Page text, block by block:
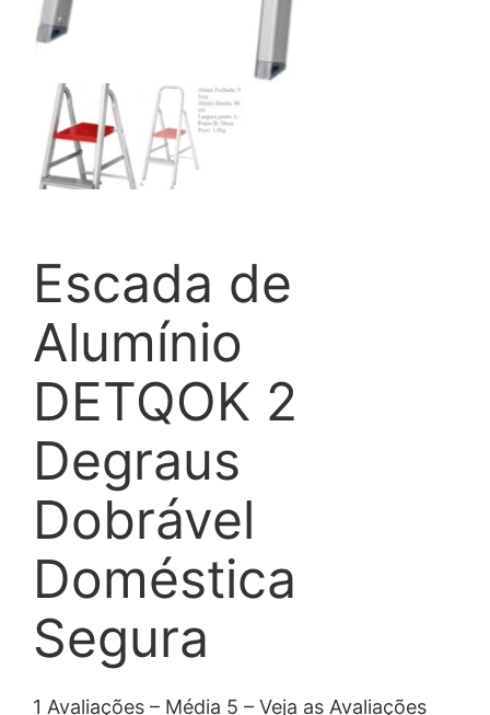
Escada de
Alumínio
DETQOK 2
Degraus
Dobrável
Doméstica
Segura
1 Avaliações – Média 5 – Veja as Avaliações